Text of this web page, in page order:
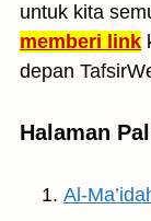
untuk kita
memberi link
depan
Halaman
Al-